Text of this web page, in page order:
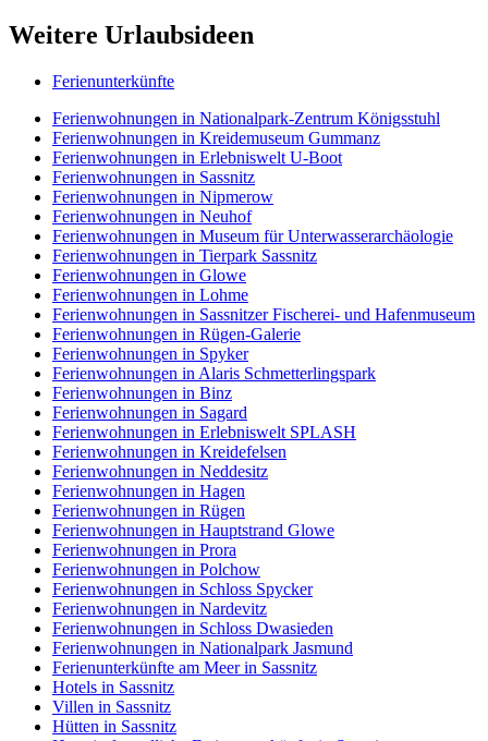
Weitere Urlaubsideen
Ferienunterkünfte
Ferienwohnungen in Nationalpark-Zentrum Königsstuhl
Ferienwohnungen in Kreidemuseum Gummanz
Ferienwohnungen in Erlebniswelt U-Boot
Ferienwohnungen in Sassnitz
Ferienwohnungen in Nipmerow
Ferienwohnungen in Neuhof
Ferienwohnungen in Museum für Unterwasserarchäologie
Ferienwohnungen in Tierpark Sassnitz
Ferienwohnungen in Glowe
Ferienwohnungen in Lohme
Ferienwohnungen in Sassnitzer Fischerei- und Hafenmuseum
Ferienwohnungen in Rügen-Galerie
Ferienwohnungen in Spyker
Ferienwohnungen in Alaris Schmetterlingspark
Ferienwohnungen in Binz
Ferienwohnungen in Sagard
Ferienwohnungen in Erlebniswelt SPLASH
Ferienwohnungen in Kreidefelsen
Ferienwohnungen in Neddesitz
Ferienwohnungen in Hagen
Ferienwohnungen in Rügen
Ferienwohnungen in Hauptstrand Glowe
Ferienwohnungen in Prora
Ferienwohnungen in Polchow
Ferienwohnungen in Schloss Spycker
Ferienwohnungen in Nardevitz
Ferienwohnungen in Schloss Dwasieden
Ferienwohnungen in Nationalpark Jasmund
Ferienunterkünfte am Meer in Sassnitz
Hotels in Sassnitz
Villen in Sassnitz
Hütten in Sassnitz